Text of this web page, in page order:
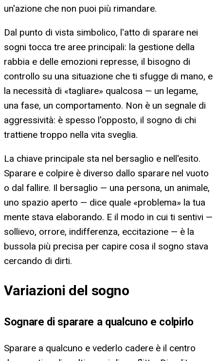
un'azione che non puoi più rimandare.
Dal punto di vista simbolico, l'atto di sparare nei
sogni tocca tre aree principali: la gestione della
rabbia e delle emozioni represse, il bisogno di
controllo su una situazione che ti sfugge di mano, e
la necessità di «tagliare» qualcosa — un legame,
una fase, un comportamento. Non è un segnale di
aggressività: è spesso l'opposto, il sogno di chi
trattiene troppo nella vita sveglia.
La chiave principale sta nel bersaglio e nell'esito.
Sparare e colpire è diverso dallo sparare nel vuoto
o dal fallire. Il bersaglio — una persona, un animale,
uno spazio aperto — dice quale «problema» la tua
mente stava elaborando. E il modo in cui ti sentivi —
sollievo, orrore, indifferenza, eccitazione — è la
bussola più precisa per capire cosa il sogno stava
cercando di dirti.
Variazioni del sogno
Sognare di sparare a qualcuno e colpirlo
Sparare a qualcuno e vederlo cadere è il centro